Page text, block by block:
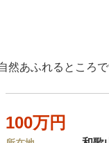
然あふれるところで
100万円